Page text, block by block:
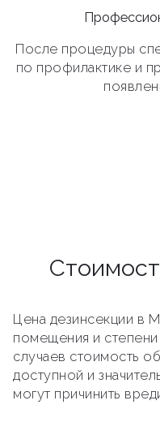
После процедуры
по профилактике и
Цена дезинсекции в
помещения и
случаев стоимость
доступной и
могут причинить